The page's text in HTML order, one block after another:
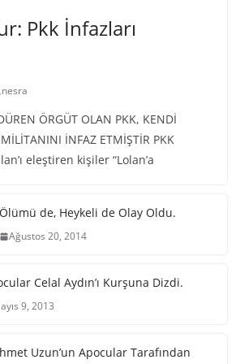
Pkk İnfazları
nesra
ÖRGÜT OLAN PKK, KENDİ
İNFAZ ETMİŞTİR PKK
eleştiren kişiler “Lolan’a
Ölümü de, Heykeli de Olay Oldu.
Ağustos 20, 2014
Celal Aydın’ı Kurşuna Dizdi.
9, 2013
Uzun’un Apocular Tarafından